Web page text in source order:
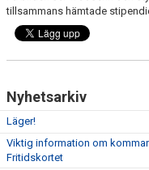
tillsammans hämtade
Nyhetsarkiv
Läger!
Viktig information om
Fritidskortet